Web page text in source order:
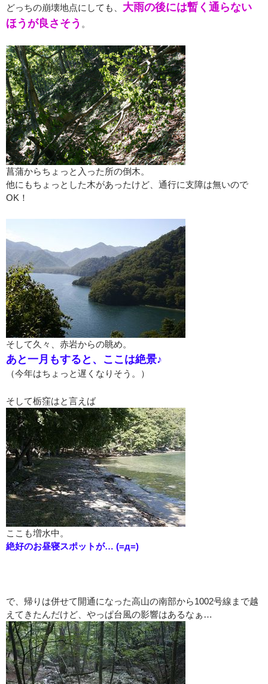
どっちの崩壊地点にしても、 大雨の後には暫く通らない
ほうが良さそう 。
菖蒲からちょっと入った所の倒木。
他にもちょっとした木があったけど、通行に支障は無いので
OK！
そして久々、赤岩からの眺め。
あと一月もすると、ここは絶景♪
（今年はちょっと遅くなりそう。）
そして栃窪はと言えば
ここも増水中。
絶好のお昼寝スポットが… (=д=)
で、帰りは併せて開通になった高山の南部から1002号線まで越
えてきたんだけど、やっぱ台風の影響はあるなぁ…